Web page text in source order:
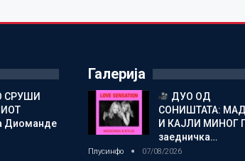
СРУШИ
Диоманде
Галерија
ДУО ОД
СОНИШТАТА:
И КАЈЛИ МИНОГ
заедничка…
Плусинфо 07/08/2026